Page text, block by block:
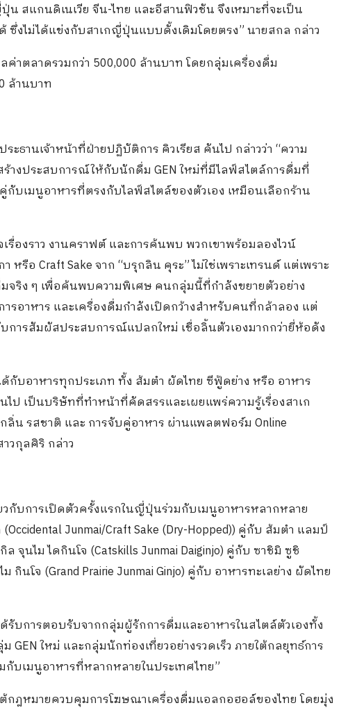
สแกนดิเนเวีย จีน-ไทย และอีสานฟิวชัน จึงเหมาะที่จะเป็น
ซึ่งไม่ได้แข่งกับสาเกญี่ปุ่นแบบดั้งเดิมโดยตรง” นายสกล กล่าว
าตลาดรวมกว่า 500,000 ล้านบาท โดยกลุ่มเครื่องดื่ม
ล้านบาท
ธานเจ้าหน้าที่ฝ่ายปฏิบัติการ คิวเรียส คันไป กล่าวว่า “ความ
างประสบการณ์ให้กับนักดื่ม GEN ใหม่ที่มีไลฟ์สไตล์การดื่มที่
บเมนูอาหารที่ตรงกับไลฟ์สไตล์ของตัวเอง เหมือนเลือกร้าน
รื่องราว งานคราฟต์ และการค้นพบ พวกเขาพร้อมลองไวน์
หรือ Craft Sake จาก “บรุกลิน คุระ” ไม่ใช่เพราะเทรนด์ แต่เพราะ
ริง ๆ เพื่อค้นพบความพิเศษ คนกลุ่มนี้ที่กำลังขยายตัวอย่าง
ารอาหาร และเครื่องดื่มกำลังเปิดกว้างสำหรับคนที่กล้าลอง แต่
การสัมผัสประสบการณ์แปลกใหม่ เชื่อลิ้นตัวเองมากกว่ายี่ห้อดัง
ด้กับอาหารทุกประเภท ทั้ง ส้มตำ ผัดไทย ซีฟู้ดย่าง หรือ อาหาร
ไป เป็นบริษัทที่ทำหน้าที่คัดสรรและเผยแพร่ความรู้เรื่องสาเก
ลิ่น รสชาติ และ การจับคู่อาหาร ผ่านแพลตฟอร์ม Online
วกุลศิริ กล่าว
วกับการเปิดตัวครั้งแรกในญี่ปุ่นร่วมกับเมนูอาหารหลากหลาย
Junmai/Craft Sake (Dry-Hopped)) คู่กับ ส้มตำ แลมป์
จุนไม ไดกินโจ (Catskills Junmai Daiginjo) คู่กับ ซาชิมิ ซูชิ
กินโจ (Grand Prairie Junmai Ginjo) คู่กับ อาหารทะเลย่าง ผัดไทย
ด้รับการตอบรับจากกลุ่มผู้รักการดื่มและอาหารในสไตล์ตัวเองทั้ง
GEN ใหม่ และกลุ่มนักท่องเที่ยวอย่างรวดเร็ว ภายใต้กลยุทธ์การ
บเมนูอาหารที่หลากหลายในประเทศไทย”
กฎหมายควบคุมการโฆษณาเครื่องดื่มแอลกอฮอล์ของไทยโดยมุ่ง